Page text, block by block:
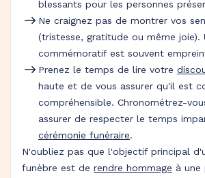
blessants pour les personnes
Ne craignez pas de montrer vos
(tristesse, gratitude ou même joie).
commémoratif est souvent
Prenez le temps de lire votre
haute et de vous assurer qu'il est
compréhensible. Chronométrez-
assurer de respecter le temps
cérémonie funéraire.
N'oubliez pas que l'objectif principal
funèbre est de rendre hommage à une